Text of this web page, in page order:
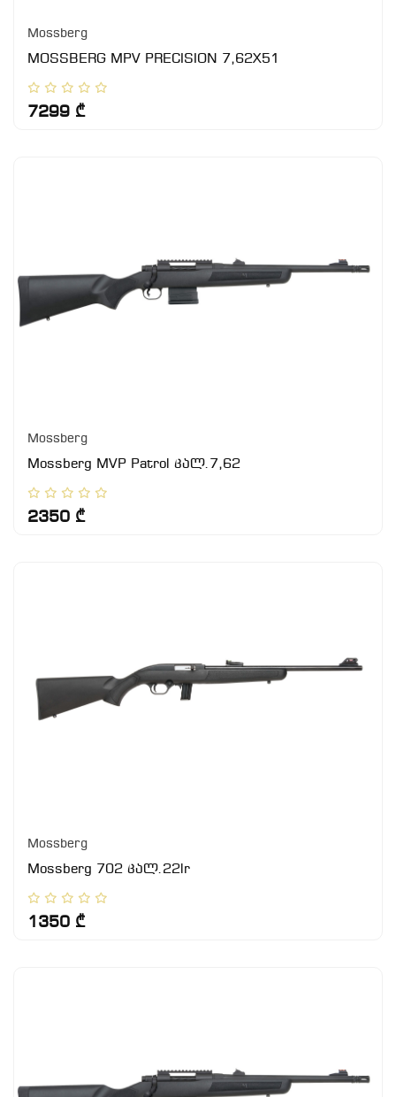
Mossberg
MOSSBERG MPV PRECISION 7,62X51
7299 ₾
Mossberg
Mossberg MVP Patrol კალ.7,62
2350 ₾
Mossberg
Mossberg 702 კალ.22lr
1350 ₾